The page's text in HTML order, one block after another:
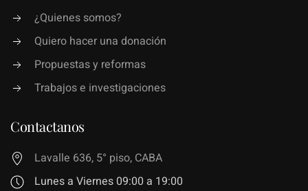
¿Quienes somos?
Quiero hacer una donación
Propuestas y reformas
Trabajos e investigaciones
Contactanos
Lavalle 636, 5° piso, CABA
Lunes a Viernes 09:00 a 19:00